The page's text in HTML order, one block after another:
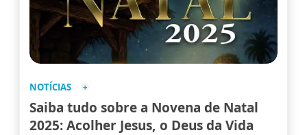
NOTÍCIAS
Saiba tudo sobre a Novena de Natal
2025: Acolher Jesus, o Deus da Vida